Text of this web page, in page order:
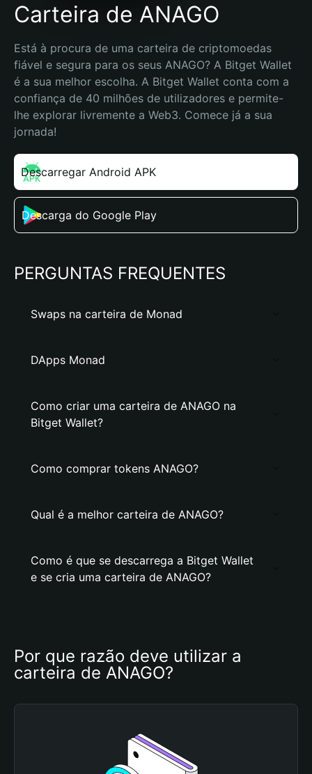
Carteira de ANAGO
Está à procura de uma carteira de criptomoedas
fiável e segura para os seus ANAGO? A Bitget Wallet
é a sua melhor escolha. A Bitget Wallet conta com a
confiança de 40 milhões de utilizadores e permite-
lhe explorar livremente a Web3. Comece já a sua
jornada!
Descarregar Android APK
Descarga do Google Play
PERGUNTAS FREQUENTES
Swaps na carteira de Monad
DApps Monad
Como criar uma carteira de ANAGO na
Bitget Wallet?
Como comprar tokens ANAGO?
Qual é a melhor carteira de ANAGO?
Como é que se descarrega a Bitget Wallet
e se cria uma carteira de ANAGO?
Por que razão deve utilizar a
carteira de ANAGO?